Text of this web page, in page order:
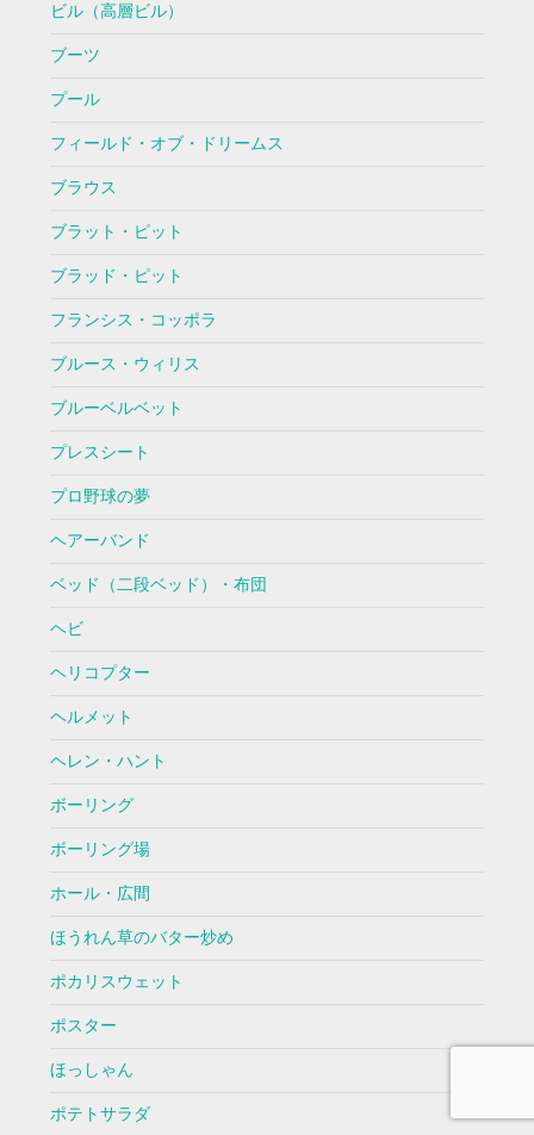
ビル（高層ビル）
ブーツ
プール
フィールド・オブ・ドリームス
ブラウス
ブラット・ピット
ブラッド・ピット
フランシス・コッポラ
ブルース・ウィリス
ブルーベルベット
プレスシート
プロ野球の夢
ヘアーバンド
ベッド（二段ベッド）・布団
ヘビ
ヘリコプター
ヘルメット
ヘレン・ハント
ボーリング
ボーリング場
ホール・広間
ほうれん草のバター炒め
ポカリスウェット
ポスター
ほっしゃん
ポテトサラダ